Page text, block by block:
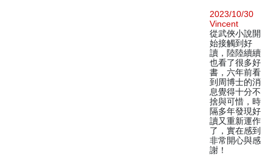
2023/10/30
Vincent
從武俠小說開
始接觸到好
讀，陸陸續續
也看了很多好
書，六年前看
到周博士的消
息覺得十分不
捨與可惜，時
隔多年發現好
讀又重新運作
了，實在感到
非常開心與感
謝！